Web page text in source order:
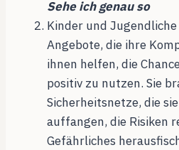
Sehe ich genau so
Kinder und
Angebote, die ihre
ihnen helfen, die
positiv zu nutzen. Sie
Sicherheitsnetze, die
auffangen, die Risiken
Gefährliches